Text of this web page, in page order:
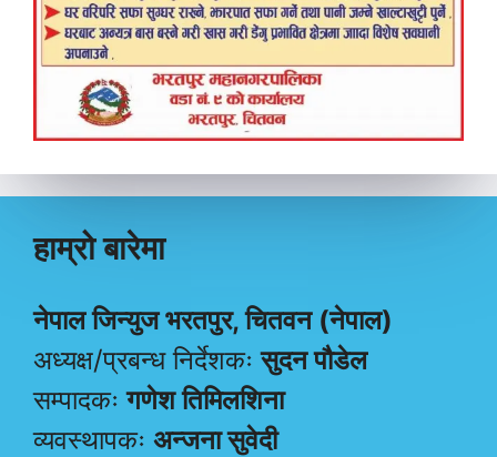
हाम्रो बारेमा
नेपाल जिन्युज भरतपुर, चितवन (नेपाल)
अध्यक्ष/प्रबन्ध निर्देशकःसुदन पौडेल
सम्पादकःगणेश तिमिलशिना
व्यवस्थापकः अन्जना सुवेदी